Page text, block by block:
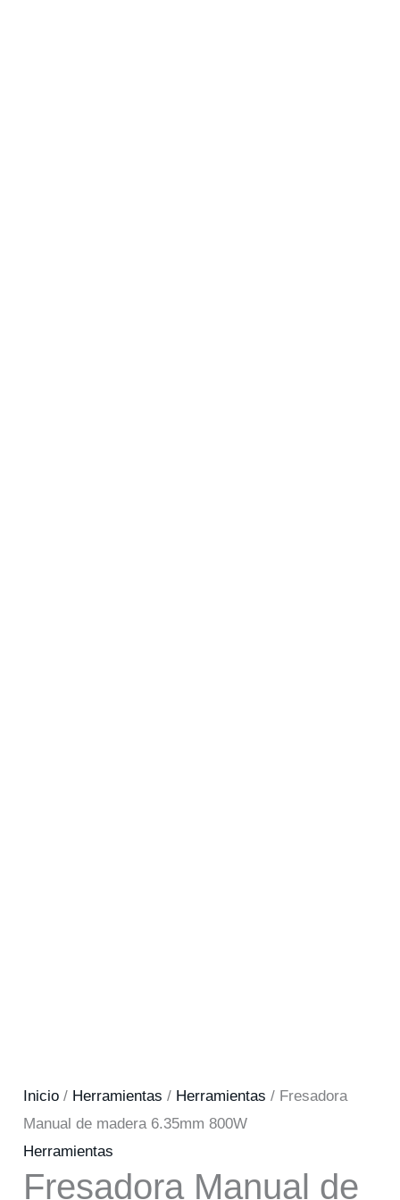
Inicio / Herramientas / Herramientas / Fresadora
Manual de madera 6.35mm 800W
Herramientas
Fresadora Manual de